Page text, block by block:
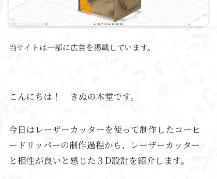
当サイトは一部に広告を掲載しています。
こんにちは！ きぬの木堂です。
今日はレーザーカッターを使って制作したコーヒ
ードリッパーの制作過程から、レーザーカッター
と相性が良いと感じた３D設計を紹介します。